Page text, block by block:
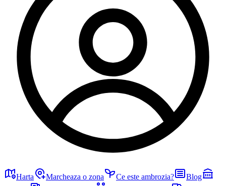
Harta Marcheaza o zona Ce este ambrozia?
Blog